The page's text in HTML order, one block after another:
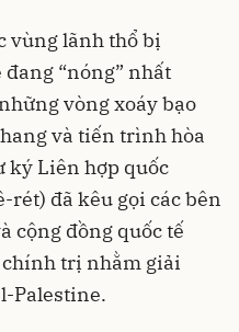
vùng lãnh thổ bị
“nóng” nhất
vòng xoáy bạo
và tiến trình hòa
ký Liên hợp quốc
rét) đã kêu gọi các bên
cộng đồng quốc tế
trị nhằm giải
Palestine.